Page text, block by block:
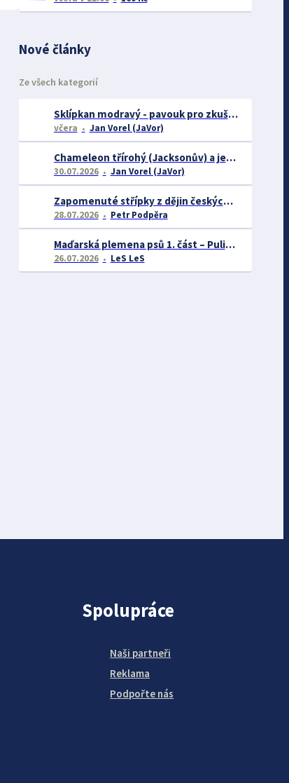
Nové články
Ze všech kategorií
Sklípkan modravý - pavouk pro zkušené chovatele
včera Jan Vorel (JaVor)
Chameleon třírohý (Jacksonův) a jeho chov
30.07.2026 Jan Vorel (JaVor)
Zapomenuté střípky z dějin českých exotářů - 3.část
28.07.2026 Petr Podpěra
Maďarská plemena psů 1. část – Puli, Komondor
26.07.2026 LeS LeS
Spolupráce
Naši partneři
Reklama
Podpořte nás